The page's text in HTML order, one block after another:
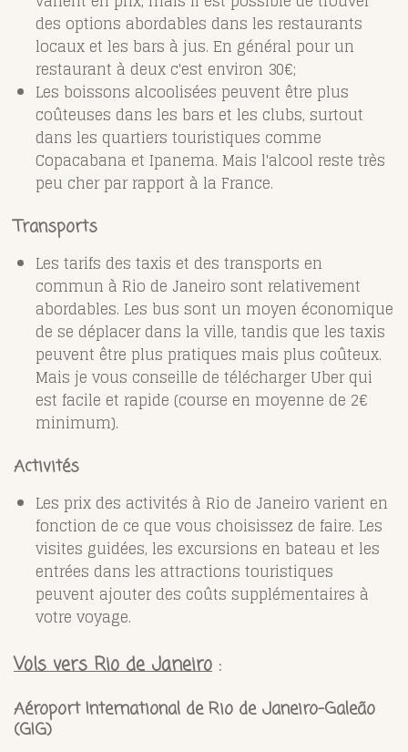
des options abordables dans les restaurants
locaux et les bars à jus. En général pour un
restaurant à deux c'est environ 30€;
Les boissons alcoolisées peuvent être plus
coûteuses dans les bars et les clubs, surtout
dans les quartiers touristiques comme
Copacabana et Ipanema. Mais l'alcool reste très
peu cher par rapport à la France.
Transports
Les tarifs des taxis et des transports en
commun à Rio de Janeiro sont relativement
abordables. Les bus sont un moyen économique
de se déplacer dans la ville, tandis que les taxis
peuvent être plus pratiques mais plus coûteux.
Mais je vous conseille de télécharger Uber qui
est facile et rapide (course en moyenne de 2€
minimum).
Activités
Les prix des activités à Rio de Janeiro varient en
fonction de ce que vous choisissez de faire. Les
visites guidées, les excursions en bateau et les
entrées dans les attractions touristiques
peuvent ajouter des coûts supplémentaires à
votre voyage.
Vols vers Rio de Janeiro :
Aéroport International de Rio de Janeiro-Galeão
(GIG)